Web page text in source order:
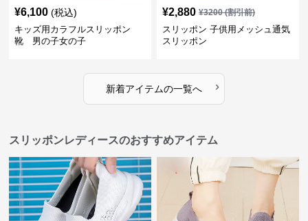
¥6,100 (税込)
キッズ用カラフルスリッポン
靴 男の子女の子
¥2,880 ¥3200(割引前)
スリッポン 子供用メッシュ通気
スリッポン
新着アイテムの一覧へ ›
スリッポンレディースのおすすめアイテム